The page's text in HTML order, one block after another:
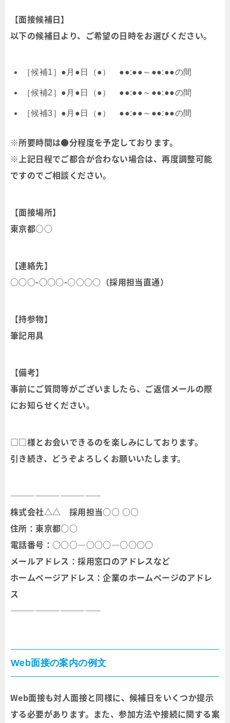
【面接候補日】
以下の候補日より、ご希望の日時をお選びください。
［候補1］●月●日（●） ●●:●●～●●:●●の間
［候補2］●月●日（●） ●●:●●～●●:●●の間
［候補3］●月●日（●） ●●:●●～●●:●●の間
※所要時間は●分程度を予定しております。
※上記日程でご都合が合わない場合は、再度調整可能
ですのでご相談ください。
【面接場所】
東京都○○
【連絡先】
○○○-○○○-○○○○（採用担当直通）
【持参物】
筆記用具
【備考】
事前にご質問等がございましたら、ご返信メールの際
にお知らせください。
□□様とお会いできるのを楽しみにしております。
引き続き、どうぞよろしくお願いいたします。
―――――――――――
株式会社△△ 採用担当○○ ○○
住所：東京都○○
電話番号：○○○―○○○―○○○○
メールアドレス：採用窓口のアドレスなど
ホームページアドレス：企業のホームページのアドレ
ス
―――――――――――
Web面接の案内の例文
Web面接も対人面接と同様に、候補日をいくつか提示
する必要があります。また、参加方法や接続に関する案